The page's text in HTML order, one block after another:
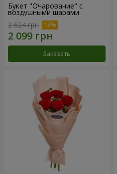
Букет "Очарование" с
воздушными шарами
2 624 грн
Заказать